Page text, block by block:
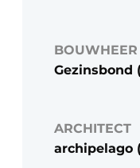
BOUWHEER
Gezinsbond
ARCHITECT
archipelago